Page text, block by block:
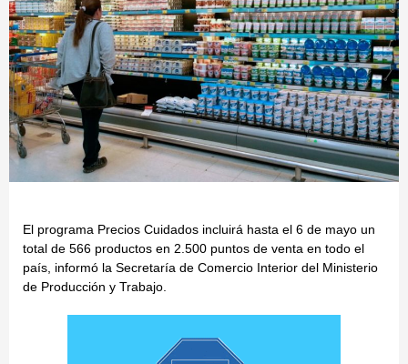
El programa Precios Cuidados incluirá hasta el 6 de mayo un
total de 566 productos en 2.500 puntos de venta en todo el
país, informó la Secretaría de Comercio Interior del Ministerio
de Producción y Trabajo.